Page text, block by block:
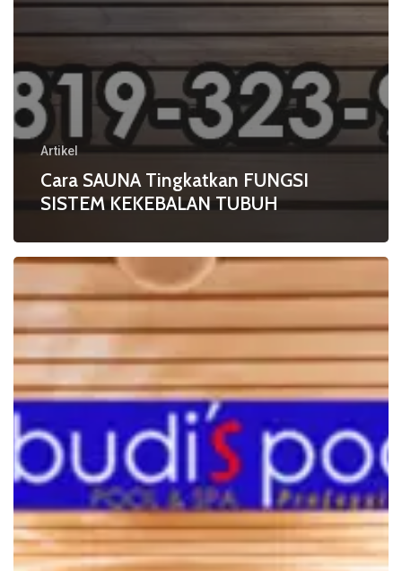
Artikel
Cara SAUNA Tingkatkan FUNGSI
SISTEM KEKEBALAN TUBUH
Kurangi
Risiko
HIPERTENSI
dengan
SAUNA